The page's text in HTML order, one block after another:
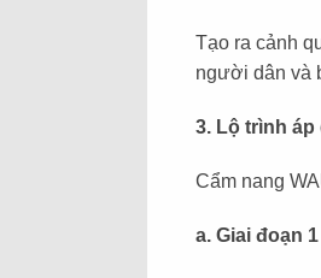
Tạo ra cảnh
người dân và
3. Lộ trình áp
Cẩm nang
a. Giai đoạn